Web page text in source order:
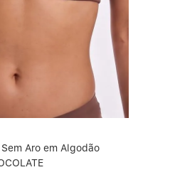
Aro em Algodão